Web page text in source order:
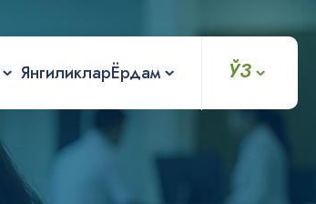
ЯнгиликларЁрдам ЎЗ